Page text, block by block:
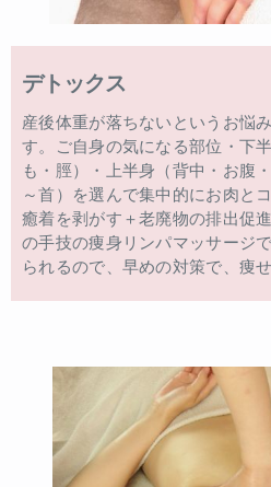
デトックス
産後体重が落ちないというお悩
す。ご自身の気になる部位・下
も・脛）・上半身（背中・お腹
～首）を選んで集中的にお肉と
癒着を剥がす＋老廃物の排出促
の手技の痩身リンパマッサージ
られるので、早めの対策で、痩